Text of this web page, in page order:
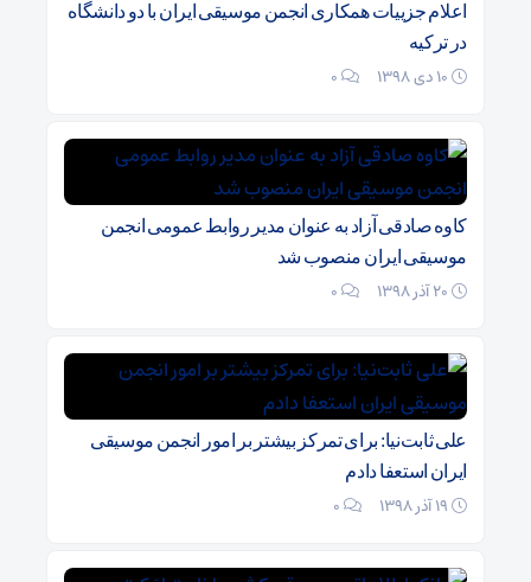
اعلام جزییات همکاری انجمن موسیقی ایران با دو دانشگاه
در ترکیه
۰
کاوه صادقی آزاد به عنوان مدیر روابط عمومی انجمن
موسیقی ایران منصوب شد
۰
علی ثابت‌نیا: برای تمرکز بیشتر بر امور انجمن موسیقی
ایران استعفا دادم
۰